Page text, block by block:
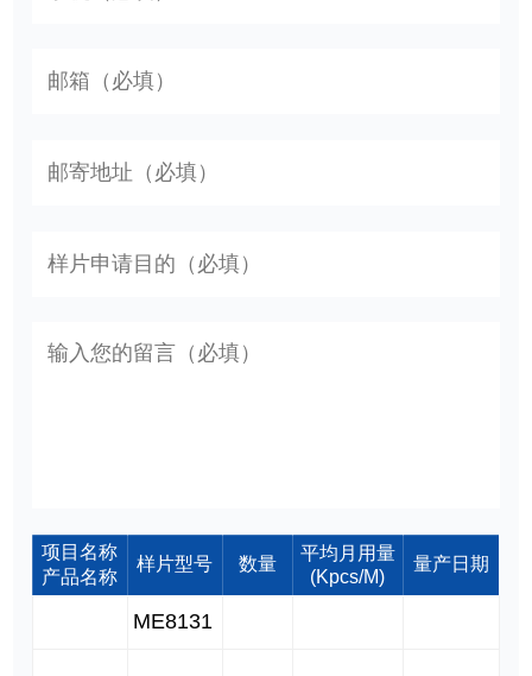
项目名称
产品名称
样片型号 数量
平均月用量
(Kpcs/M)
量产日期